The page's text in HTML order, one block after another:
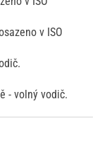
v ISO
- volný vodič.